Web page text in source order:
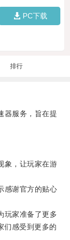
PC下载
排行
服务，旨在提
，让玩家在游
谢官方的贴心
家准备了更多
们感受到更多的